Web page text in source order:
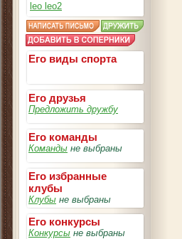
leo leo2
Его виды спорта
Его друзья
Предложить дружбу
Его команды
Команды не выбраны
Его избранные
клубы
Клубы не выбраны
Его конкурсы
Конкурсы не выбраны